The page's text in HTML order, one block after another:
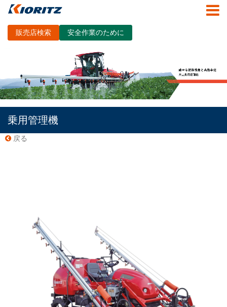
販売店検索 安全作業のために
乗用管理機
戻る